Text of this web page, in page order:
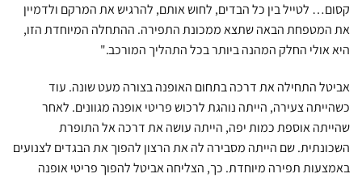
קסום… לטייל בין כל הבדים, לחוש אותם, להרגיש את המרקם ולדמיין
את המטפחת הבאה שתצא ממכונת התפירה. ההתחלה המיוחדת הזו,
היא אולי החלק המהנה ביותר בכל התהליך המורכב."
אביטל התחילה את דרכה בתחום האופנה בצורה מעט שונה. עוד
כשהייתה צעירה, הייתה נוהגת לרכוש פריטי אופנה מגוונים. לאחר
שהייתה אוספת כמות יפה, הייתה עושה את דרכה אל התופרת
השכונתית. שם הייתה מסבירה לה את הרצון להפוך את הבגדים לצנועים
באמצעות תפירה מיוחדת. כך, הצליחה אביטל להפוך פריטי אופנה